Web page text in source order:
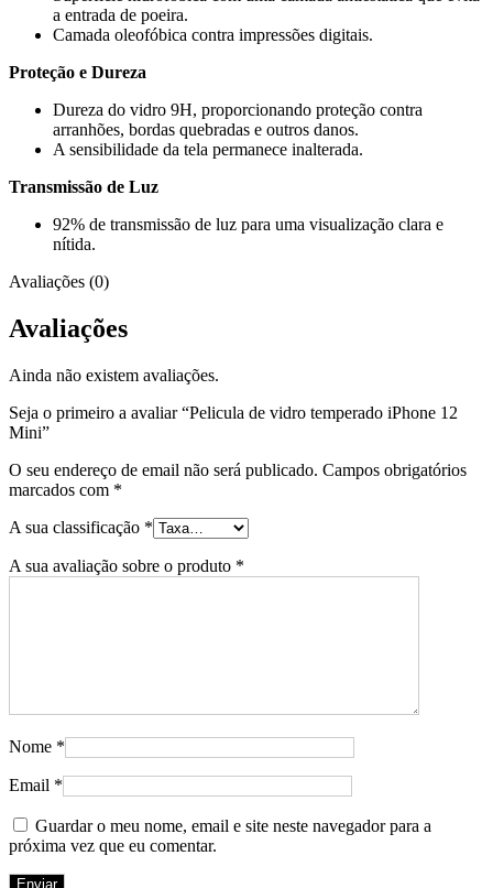
a entrada de poeira.
Camada oleofóbica contra impressões digitais.
Proteção e Dureza
Dureza do vidro 9H, proporcionando proteção contra
arranhões, bordas quebradas e outros danos.
A sensibilidade da tela permanece inalterada.
Transmissão de Luz
92% de transmissão de luz para uma visualização clara e
nítida.
Avaliações (0)
Avaliações
Ainda não existem avaliações.
Seja o primeiro a avaliar “Pelicula de vidro temperado iPhone 12
Mini”
O seu endereço de email não será publicado. Campos obrigatórios
marcados com *
A sua classificação *
A sua avaliação sobre o produto *
Nome *
Email *
Guardar o meu nome, email e site neste navegador para a
próxima vez que eu comentar.